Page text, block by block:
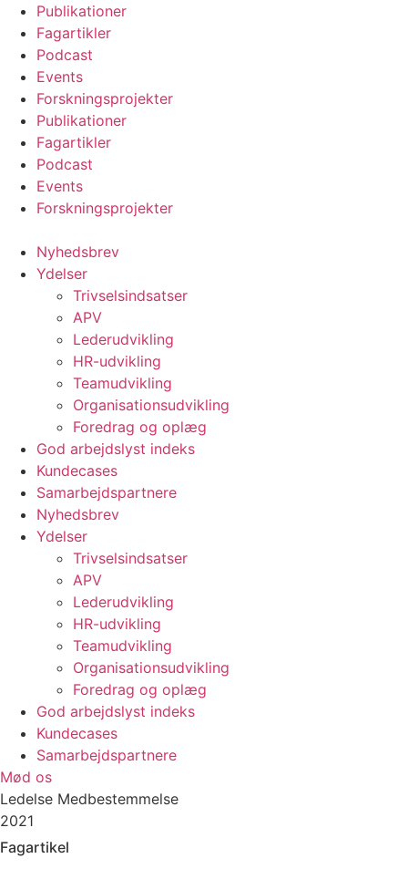
Videre
indhold
Publikationer
Fagartikler
Podcast
Events
Forskningsprojekter
Publikationer
Fagartikler
Podcast
Events
Forskningsprojekter
Nyhedsbrev
Ydelser
Trivselsindsatser
APV
Lederudvikling
HR-udvikling
Teamudvikling
Organisationsudvikling
Foredrag og oplæg
God arbejdslyst indeks
Kundecases
Samarbejdspartnere
Nyhedsbrev
Ydelser
Trivselsindsatser
APV
Lederudvikling
HR-udvikling
Teamudvikling
Organisationsudvikling
Foredrag og oplæg
God arbejdslyst indeks
Kundecases
Samarbejdspartnere
Mød os
Ledelse Medbestemmelse
2021
Fagartikel